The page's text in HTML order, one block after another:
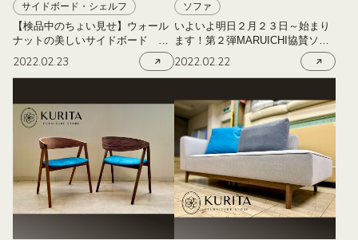
サイドボード・シェルフ
【検品中のちょい見せ】ウォール
ナットの美しいサイドボード 広
島の西区商工センターにある栗田
家具
2022.02.23
ソファ
いよいよ明日２月２３日～始まり
ます！第２弾MARUICHI協賛ソフ
ァのワンランクアップキャンペー
ン
2022.02.22